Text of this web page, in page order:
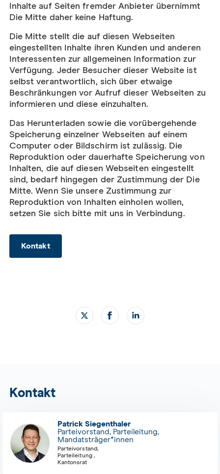
Inhalte auf Seiten fremder Anbieter übernimmt
Die Mitte daher keine Haftung.
Die Mitte stellt die auf diesen Webseiten
eingestellten Inhalte ihren Kunden und anderen
Interessenten zur allgemeinen Information zur
Verfügung. Jeder Besucher dieser Website ist
selbst verantwortlich, sich über etwaige
Beschränkungen vor Aufruf dieser Webseiten zu
informieren und diese einzuhalten.
Das Herunterladen sowie die vorübergehende
Speicherung einzelner Webseiten auf einem
Computer oder Bildschirm ist zulässig. Die
Reproduktion oder dauerhafte Speicherung von
Inhalten, die auf diesen Webseiten eingestellt
sind, bedarf hingegen der Zustimmung der Die
Mitte. Wenn Sie unsere Zustimmung zur
Reproduktion von Inhalten einholen wollen,
setzen Sie sich bitte mit uns in Verbindung.
Kontakt
Kontakt
Patrick Siegenthaler
Parteivorstand, Parteileitung,
Mandatsträger*innen
Parteivorstand,
Parteileitung ,
Kantonsrat